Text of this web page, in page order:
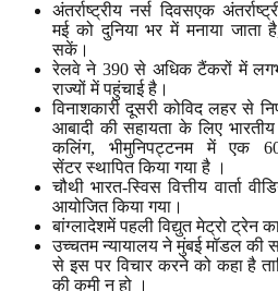
अंतर्राष्ट्रीय नर्स दिवसएक
मई को दुनिया भर में मनाया जाता
सकें।
रेलवे ने 390 से अधिक टैंकरों में
राज्यों में पहुंचाई है।
विनाशकारी दूसरी कोविद लहर से
आबादी की सहायता के लिए
कलिंग, भीमुनिपट्टनम में एक
सेंटर स्थापित किया गया है ।
चौथी भारत-स्विस वित्तीय वार्ता
आयोजित किया गया।
बांग्लादेशमें पहली विद्युत मेट्रो ट्रेन
उच्चतम न्यायालय ने मुंबई मॉडल की
से इस पर विचार करने को कहा है
की कमी न हो ।